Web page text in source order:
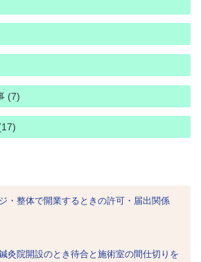
(7)
・整体で開業するときの許可・届出関係
灸院開設のとき待合と施術室の間仕切りを